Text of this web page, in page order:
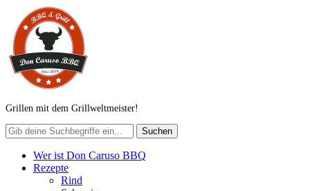
Grillen mit dem Grillweltmeister!
Wer ist Don Caruso BBQ
Rezepte
Rind